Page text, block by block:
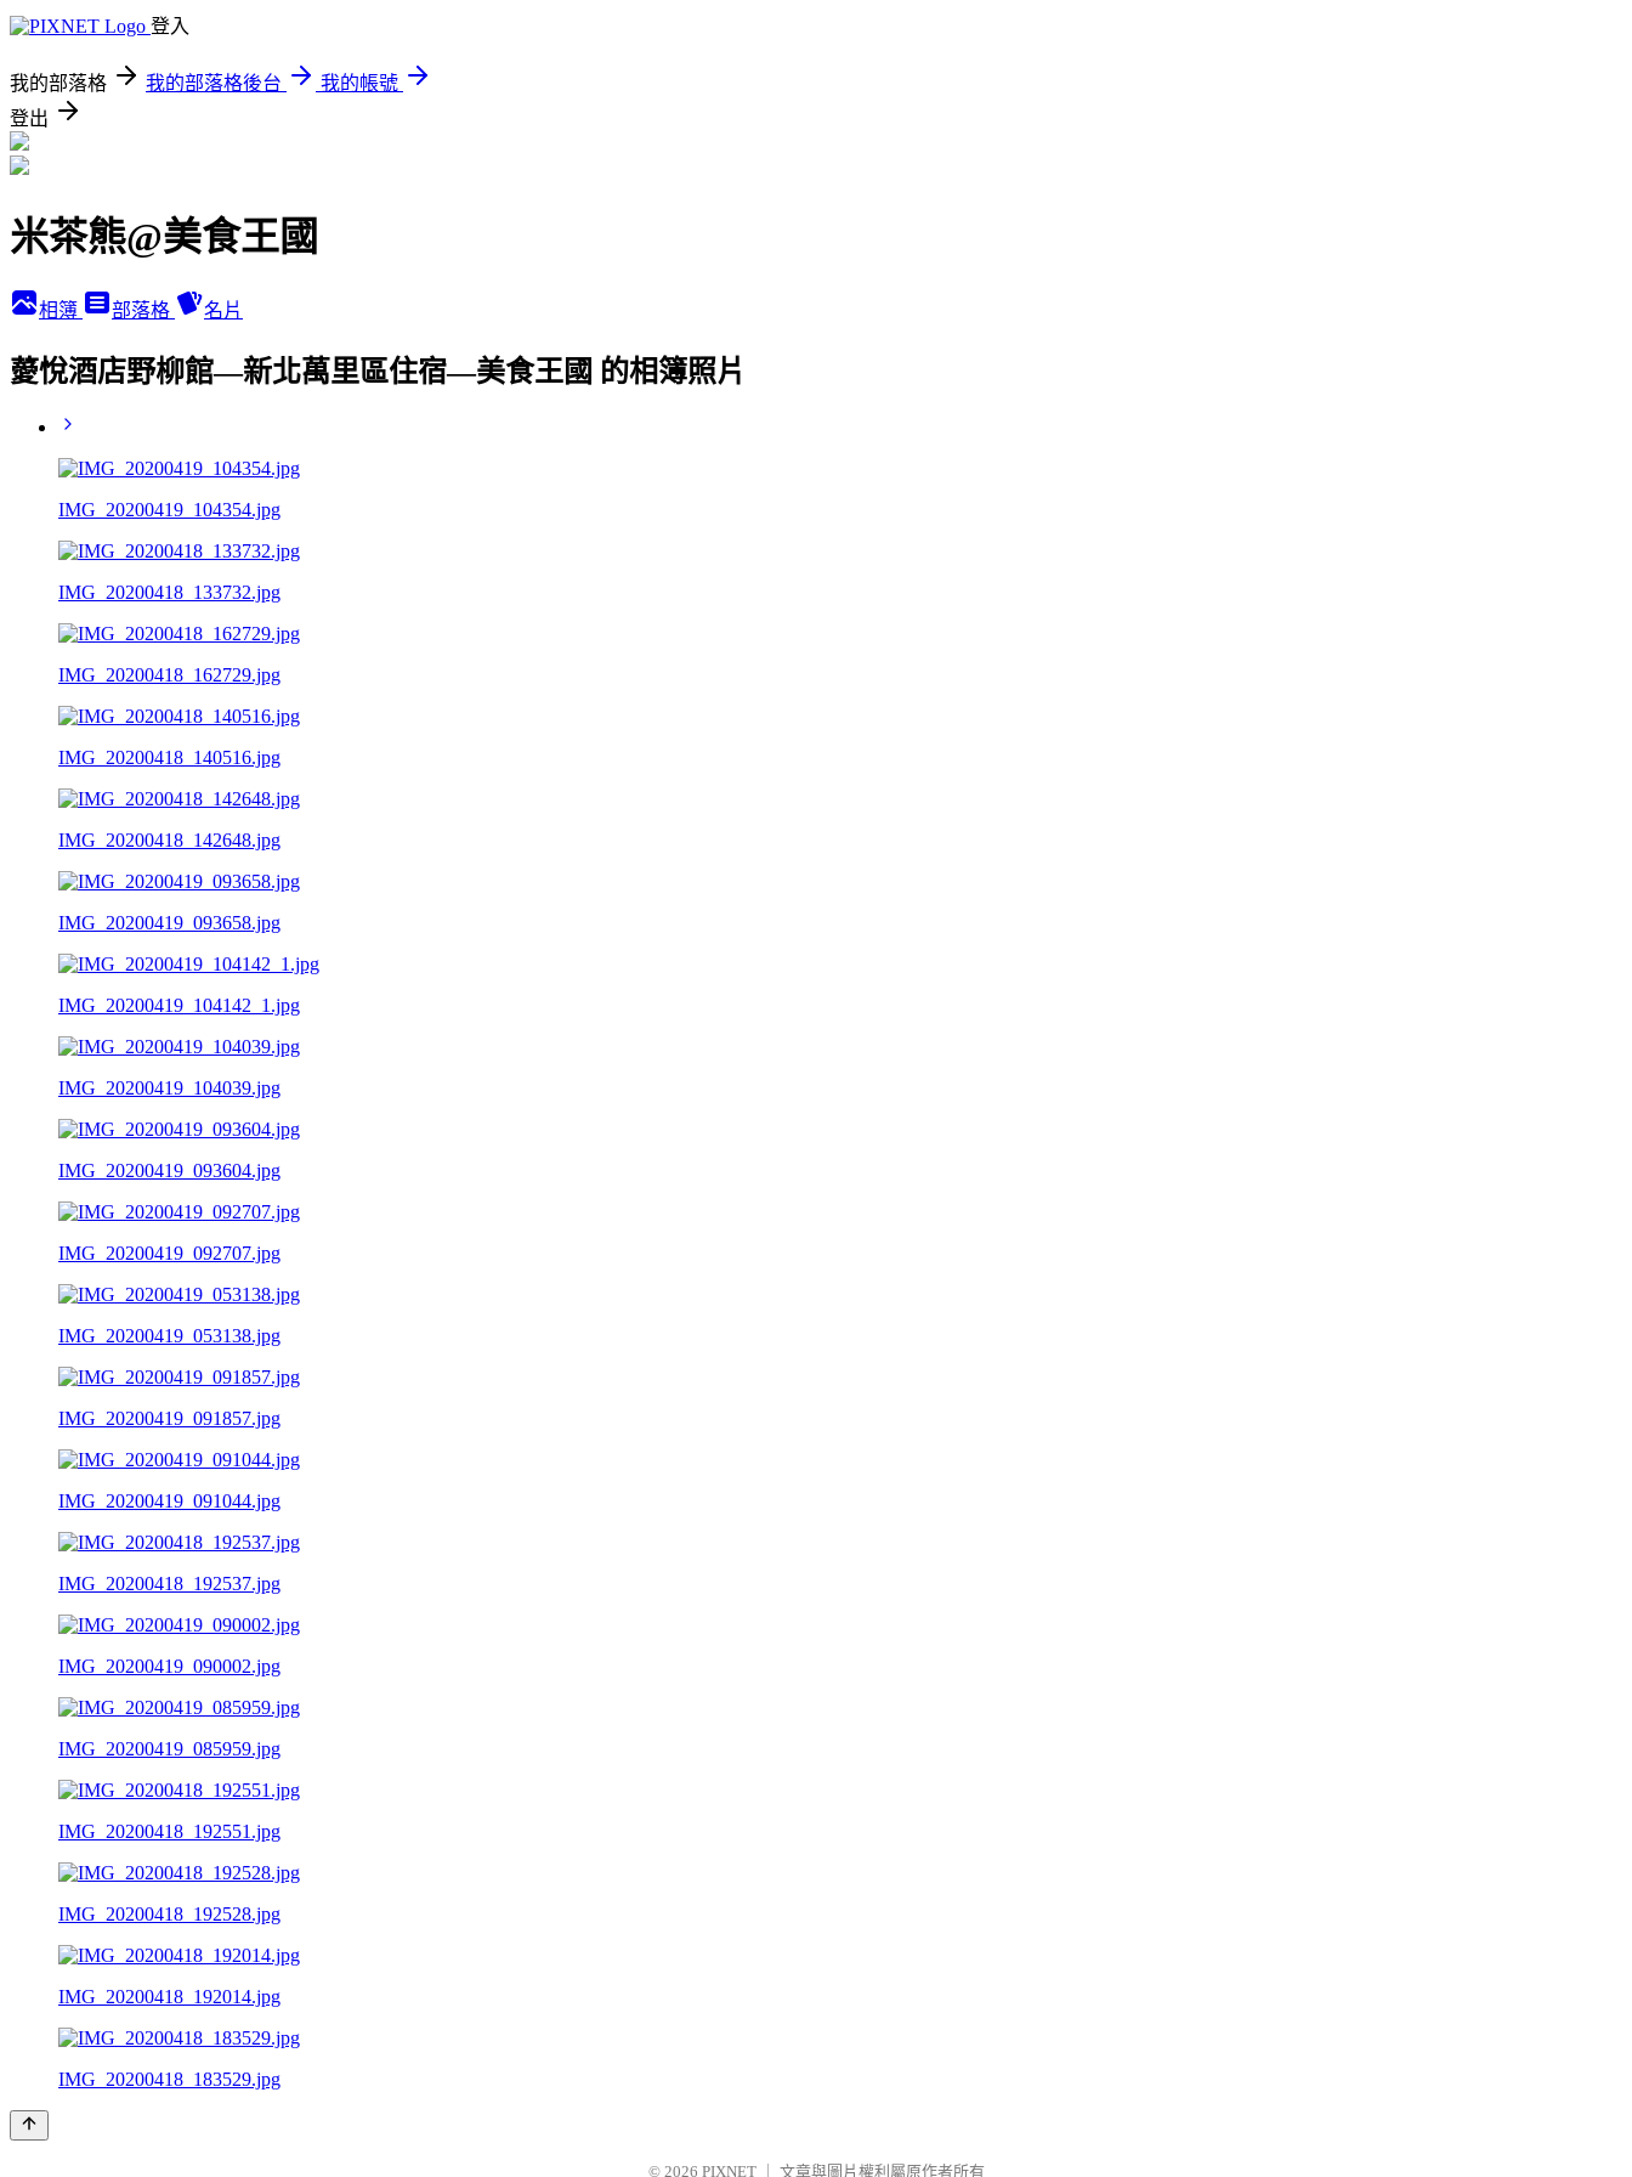
登入
我的部落格 我的部落格後台
我的帳號
登出
米茶熊@美食王國
相簿 部落格 名片
薆悅酒店野柳館—新北萬里區住宿—美食王國 的相簿照片
IMG_20200419_104354.jpg
IMG_20200418_133732.jpg
IMG_20200418_162729.jpg
IMG_20200418_140516.jpg
IMG_20200418_142648.jpg
IMG_20200419_093658.jpg
IMG_20200419_104142_1.jpg
IMG_20200419_104039.jpg
IMG_20200419_093604.jpg
IMG_20200419_092707.jpg
IMG_20200419_053138.jpg
IMG_20200419_091857.jpg
IMG_20200419_091044.jpg
IMG_20200418_192537.jpg
IMG_20200419_090002.jpg
IMG_20200419_085959.jpg
IMG_20200418_192551.jpg
IMG_20200418_192528.jpg
IMG_20200418_192014.jpg
IMG_20200418_183529.jpg
© 2026 PIXNET 文章與圖片權利屬原作者所有